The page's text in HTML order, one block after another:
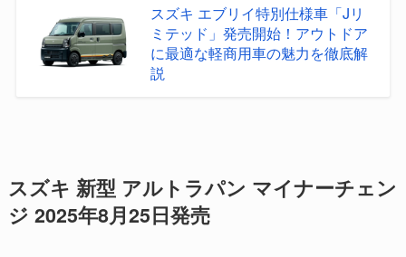
スズキ エブリイ特別仕様車「Jリ
ミテッド」発売開始！アウトドア
に最適な軽商用車の魅力を徹底解
説
スズキ 新型 アルトラパン マイナーチェン
ジ 2025年8月25日発売